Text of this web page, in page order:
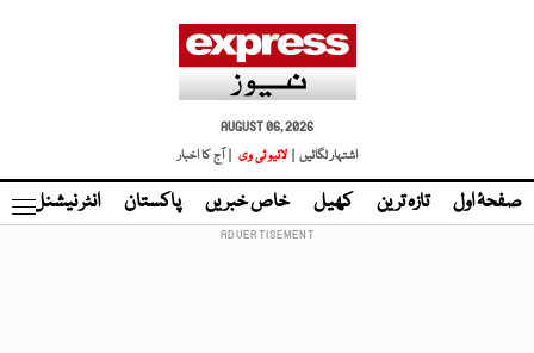
AUGUST 06, 2026
اشتہار لگائیں |
لائیو ٹی وی | آج کا اخبار
صفحۂ اول تازہ ترین کھیل خاص خبریں پاکستان انٹر نیشنل